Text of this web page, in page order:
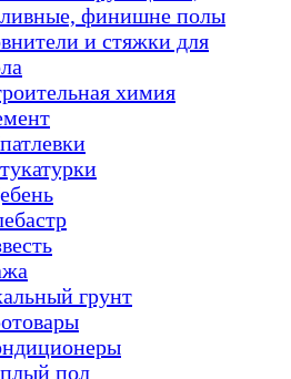
финишне полы
и стяжки для
химия
грунт
пол